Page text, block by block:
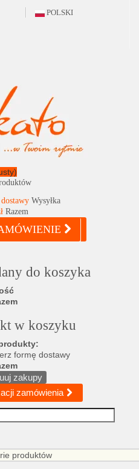
POLSKI
Wysyłka
Razem
do koszyka
w koszyku
formę dostawy
zakupy
zamówienia
produktów